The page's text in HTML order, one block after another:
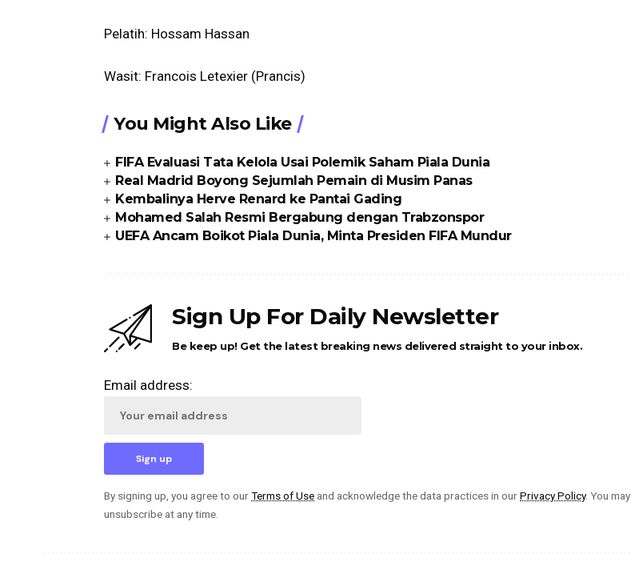
Pelatih: Hossam Hassan
Wasit: Francois Letexier (Prancis)
You Might Also Like
FIFA Evaluasi Tata Kelola Usai Polemik Saham Piala Dunia
Real Madrid Boyong Sejumlah Pemain di Musim Panas
Kembalinya Herve Renard ke Pantai Gading
Mohamed Salah Resmi Bergabung dengan Trabzonspor
UEFA Ancam Boikot Piala Dunia, Minta Presiden FIFA Mundur
Sign Up For Daily Newsletter
Be keep up! Get the latest breaking news delivered straight to your inbox.
Email address:
By signing up, you agree to ourTerms of Use and acknowledge the data practices in ourPrivacy Policy. You may
unsubscribe at any time.